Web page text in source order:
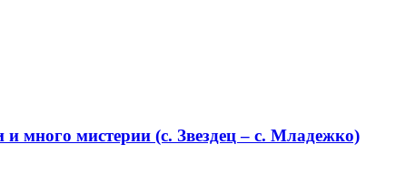
много мистерии (с. Звездец – с. Младежко)